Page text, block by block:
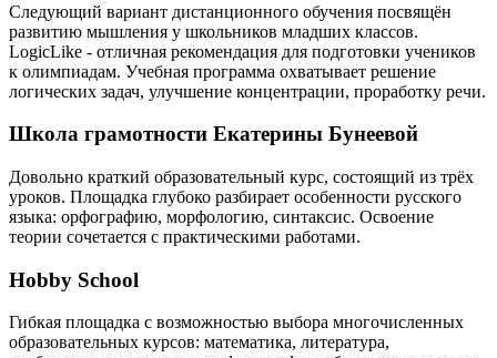
Следующий вариант дистанционного обучения посвящён
развитию мышления у школьников младших классов.
LogicLike - отличная рекомендация для подготовки учеников
к олимпиадам. Учебная программа охватывает решение
логических задач, улучшение концентрации, проработку речи.
Школа грамотности Екатерины Бунеевой
Довольно краткий образовательный курс, состоящий из трёх
уроков. Площадка глубоко разбирает особенности русского
языка: орфографию, морфологию, синтаксис. Освоение
теории сочетается с практическими работами.
Hobby School
Гибкая площадка с возможностью выбора многочисленных
образовательных курсов: математика, литература,